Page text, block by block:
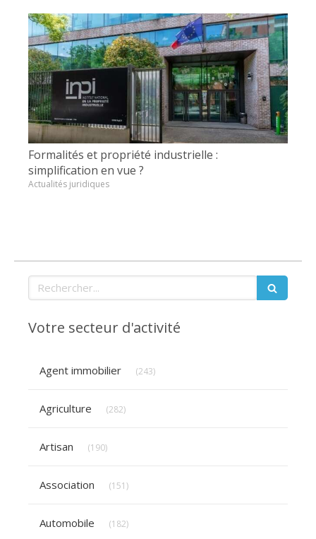
Formalités et propriété industrielle :
simplification en vue ?
Actualités juridiques
Rechercher
Votre secteur d'activité
Agent immobilier (243)
Agriculture (282)
Artisan (190)
Association (151)
Automobile (182)